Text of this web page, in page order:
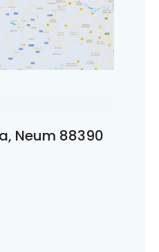
Neum 88390